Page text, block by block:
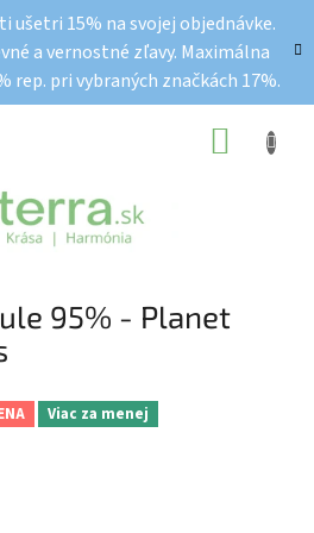
ušetri 15% na svojej objednávke.
a vernostné zľavy. Maximálna
rep. pri vybraných značkách 17%.
95% - Planet
Viac za menej